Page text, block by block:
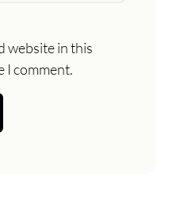
website in this
I comment.